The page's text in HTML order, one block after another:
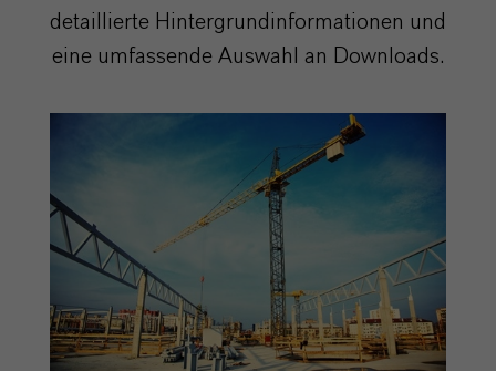
detaillierte Hintergrundinformationen und
eine umfassende Auswahl an Downloads.